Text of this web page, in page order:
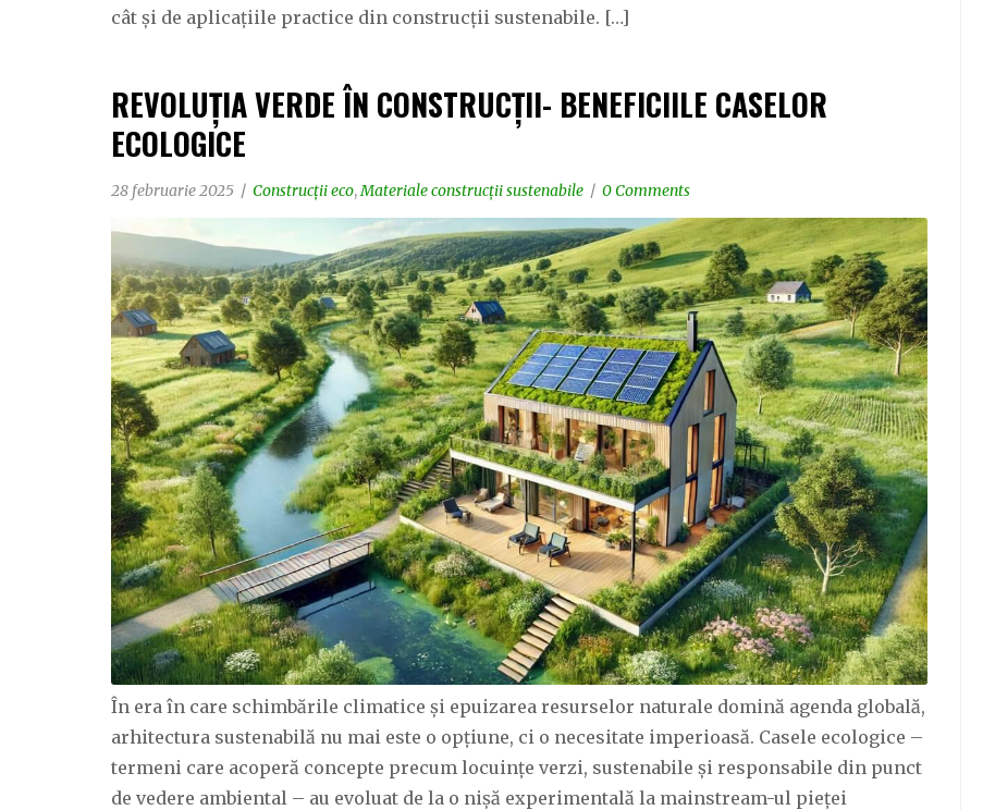
cât și de aplicațiile practice din construcții sustenabile. […]
REVOLUȚIA VERDE ÎN CONSTRUCȚII- BENEFICIILE CASELOR
ECOLOGICE
28 februarie 2025 Construcții eco,Materiale construcții sustenabile 0 Comments
În era în care schimbările climatice și epuizarea resurselor naturale domină agenda globală,
arhitectura sustenabilă nu mai este o opțiune, ci o necesitate imperioasă. Casele ecologice –
termeni care acoperă concepte precum locuințe verzi, sustenabile și responsabile din punct
de vedere ambiental – au evoluat de la o nișă experimentală la mainstream-ul pieței